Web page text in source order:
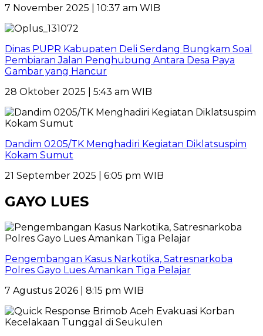
7 November 2025 | 10:37 am WIB
Dinas PUPR Kabupaten Deli Serdang Bungkam Soal
Pembiaran Jalan Penghubung Antara Desa Paya
Gambar yang Hancur
28 Oktober 2025 | 5:43 am WIB
Dandim 0205/TK Menghadiri Kegiatan Diklatsuspim
Kokam Sumut
21 September 2025 | 6:05 pm WIB
GAYO LUES
Pengembangan Kasus Narkotika, Satresnarkoba
Polres Gayo Lues Amankan Tiga Pelajar
7 Agustus 2026 | 8:15 pm WIB